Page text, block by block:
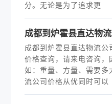
分。无论是为了追求更
成都到炉霍县直达物
成都到炉霍县直达物流
价格查询，请来电咨询
如：重量、方量、需要
流公司价格从优同时可以